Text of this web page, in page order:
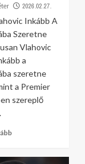
2026.02.27.
Inkább A
Szeretne
Vlahovic
a
szeretne
a Premier
szereplő